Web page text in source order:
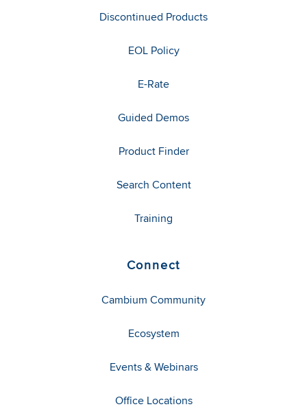
Discontinued Products
EOL Policy
E-Rate
Guided Demos
Product Finder
Search Content
Training
Connect
Cambium Community
Ecosystem
Events & Webinars
Office Locations